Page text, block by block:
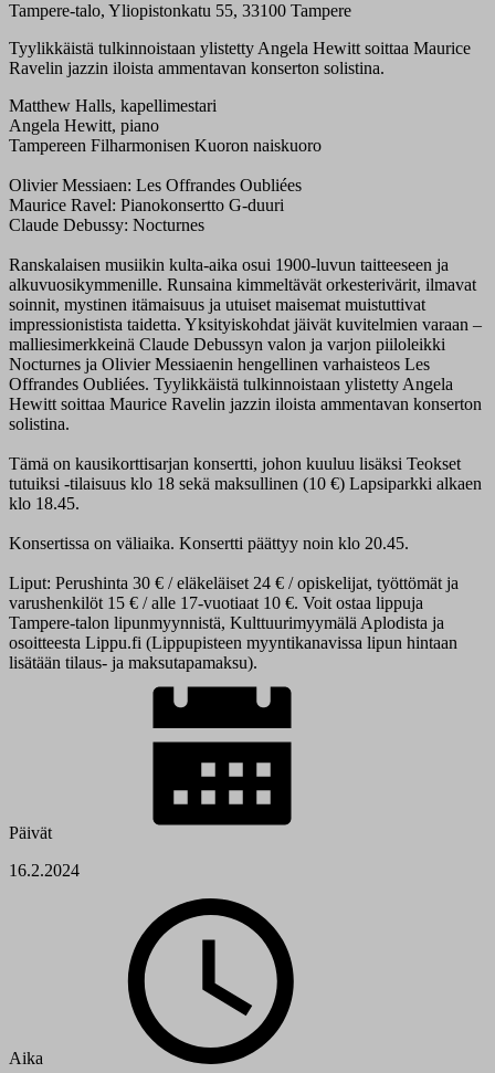
Tampere-talo, Yliopistonkatu 55, 33100 Tampere
Tyylikkäistä tulkinnoistaan ylistetty Angela Hewitt soittaa Maurice
Ravelin jazzin iloista ammentavan konserton solistina.
Matthew Halls, kapellimestari
Angela Hewitt, piano
Tampereen Filharmonisen Kuoron naiskuoro
Olivier Messiaen: Les Offrandes Oubliées
Maurice Ravel: Pianokonsertto G-duuri
Claude Debussy: Nocturnes
Ranskalaisen musiikin kulta-aika osui 1900-luvun taitteeseen ja
alkuvuosikymmenille. Runsaina kimmeltävät orkesterivärit, ilmavat
soinnit, mystinen itämaisuus ja utuiset maisemat muistuttivat
impressionistista taidetta. Yksityiskohdat jäivät kuvitelmien varaan –
malliesimerkkeinä Claude Debussyn valon ja varjon piiloleikki
Nocturnes ja Olivier Messiaenin hengellinen varhaisteos Les
Offrandes Oubliées. Tyylikkäistä tulkinnoistaan ylistetty Angela
Hewitt soittaa Maurice Ravelin jazzin iloista ammentavan konserton
solistina.
Tämä on kausikorttisarjan konsertti, johon kuuluu lisäksi Teokset
tutuiksi -tilaisuus klo 18 sekä maksullinen (10 €) Lapsiparkki alkaen
klo 18.45.
Konsertissa on väliaika. Konsertti päättyy noin klo 20.45.
Liput: Perushinta 30 € / eläkeläiset 24 € / opiskelijat, työttömät ja
varushenkilöt 15 € / alle 17-vuotiaat 10 €. Voit ostaa lippuja
Tampere-talon lipunmyynnistä, Kulttuurimyymälä Aplodista ja
osoitteesta Lippu.fi (Lippupisteen myyntikanavissa lipun hintaan
lisätään tilaus- ja maksutapamaksu).
Päivät
16.2.2024
Aika